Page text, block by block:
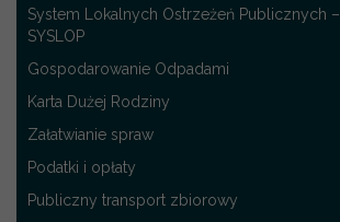
System Lokalnych Ostrzeżeń Publicznych –
SYSLOP
Gospodarowanie Odpadami
Karta Dużej Rodziny
Załatwianie spraw
Podatki i opłaty
Publiczny transport zbiorowy